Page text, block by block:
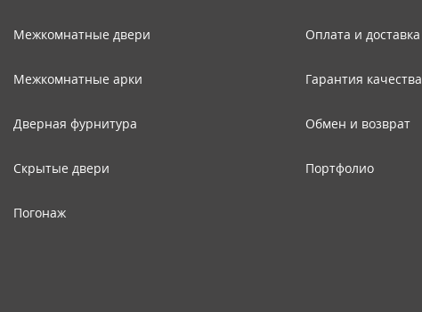
Межкомнатные двери
Межкомнатные арки
Дверная фурнитура
Скрытые двери
Погонаж
Оплата и доставка
Гарантия качества
Обмен и возврат
Портфолио